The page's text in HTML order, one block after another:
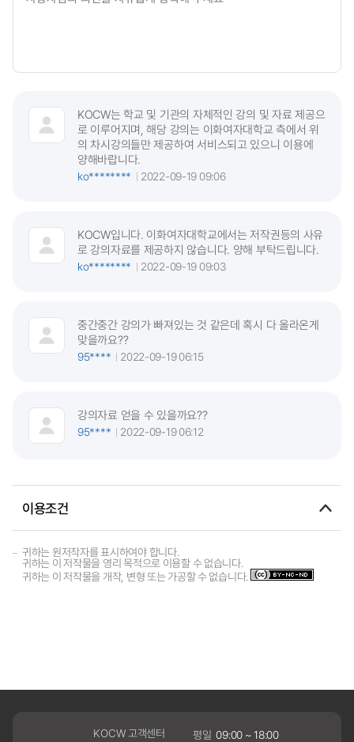
KOCW는 학교 및 기관의 자체적인 강의 및 자료 제공으
로 이루어지며, 해당 강의는 이화여자대학교 측에서 위
의 차시강의들만 제공하여 서비스되고 있으니 이용에
양해바랍니다.
ko********
2022-09-19 09:06
KOCW입니다. 이화여자대학교에서는 저작권등의 사유
로 강의자료를 제공하지 않습니다. 양해 부탁드립니다.
ko********
2022-09-19 09:03
중간중간 강의가 빠져있는 것 같은데 혹시 다 올라온게
맞을까요??
95****
2022-09-19 06:15
강의자료 얻을 수 있을까요??
95****
2022-09-19 06:12
이용조건
귀하는 원저작자를 표시하여야 합니다.
귀하는 이 저작물을 영리 목적으로 이용할 수 없습니다.
귀하는 이 저작물을 개작, 변형 또는 가공할 수 없습니다.
KOCW 고객센터 평일 09:00 ~ 18:00